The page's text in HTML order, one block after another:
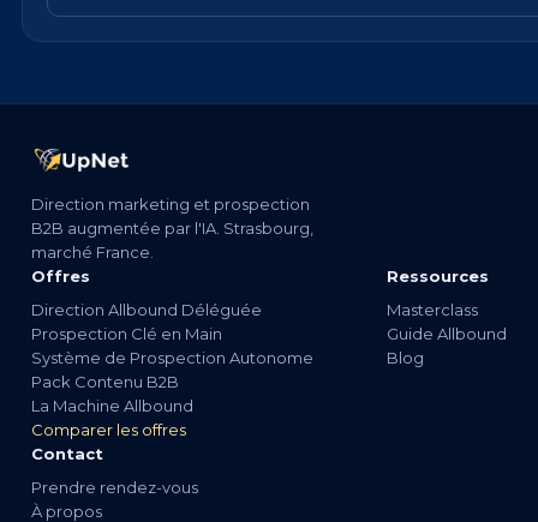
Direction marketing et prospection
B2B augmentée par l'IA. Strasbourg,
marché France.
Offres
Direction Allbound Déléguée
Prospection Clé en Main
Système de Prospection Autonome
Pack Contenu B2B
La Machine Allbound
Comparer les offres
Ressources
Masterclass
Guide Allbound
Blog
Contact
Prendre rendez-vous
À propos